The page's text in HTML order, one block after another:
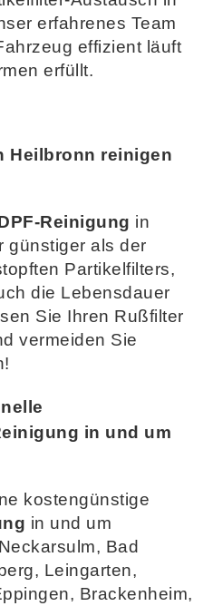
erfahrenes Team
effizient läuft
erfüllt.
Heilbronn reinigen
Reinigung in
günstiger als der
Partikelfilters,
die Lebensdauer
Sie Ihren Rußfilter
vermeiden Sie
in und um
kostengünstige
in und um
Neckarsulm, Bad
Leingarten,
Brackenheim,